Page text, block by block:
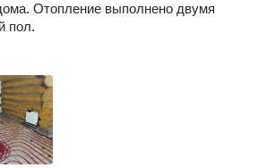
Отопление выполнено двумя
пол.